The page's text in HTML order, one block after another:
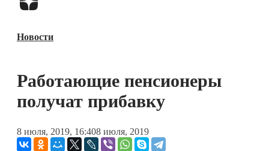
Блокчейн
Книги
Новости
Работающие пенсионеры
получат прибавку
8 июля, 2019, 16:408 июля, 2019